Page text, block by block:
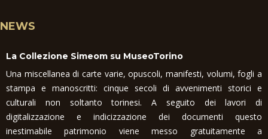
NEWS
La Collezione Simeom su MuseoTorino
Una miscellanea di carte varie, opuscoli, manifesti, volumi, fogli a
stampa e manoscritti: cinque secoli di avvenimenti storici e
culturali non soltanto torinesi. A seguito dei lavori di
digitalizzazione e indicizzazione dei documenti questo
inestimabile patrimonio viene messo gratuitamente a